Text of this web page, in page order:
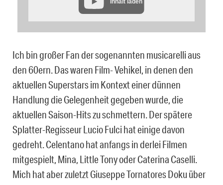
Inhalt laden
Ich bin großer Fan der sogenannten musicarelli aus
den 60ern. Das waren Film- Vehikel, in denen den
aktuellen Superstars im Kontext einer dünnen
Handlung die Gelegenheit gegeben wurde, die
aktuellen Saison-Hits zu schmettern. Der spätere
Splatter-Regisseur Lucio Fulci hat einige davon
gedreht. Celentano hat anfangs in derlei Filmen
mitgespielt, Mina, Little Tony oder Caterina Caselli.
Mich hat aber zuletzt Giuseppe Tornatores Doku über